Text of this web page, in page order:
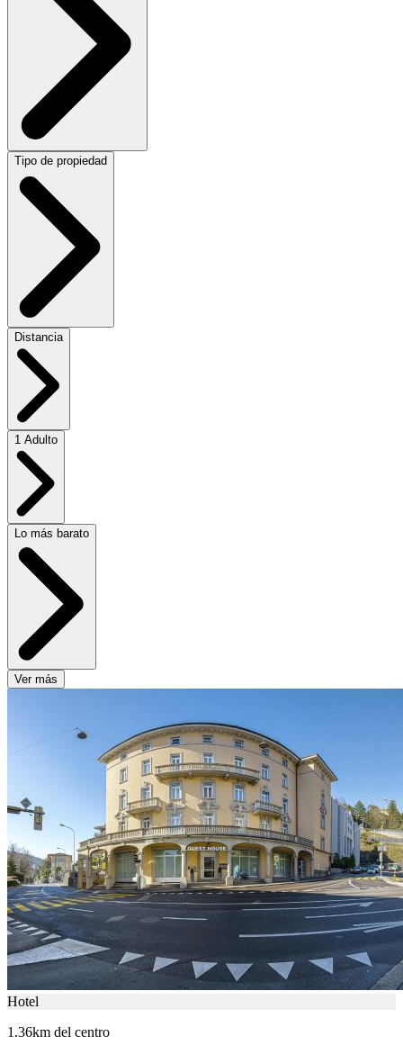
Tipo de propiedad
Distancia
1 Adulto
Lo más barato
Ver más
Hotel
1.36km del centro